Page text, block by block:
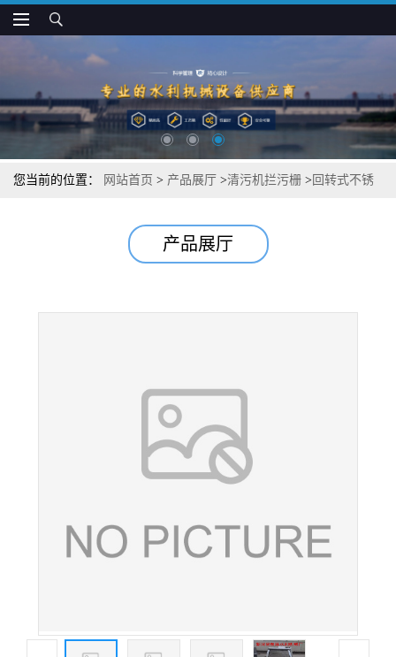
您当前的位置： 网站首页 > 产品展厅 >清污机拦污栅 > 回转式不锈
产品展厅